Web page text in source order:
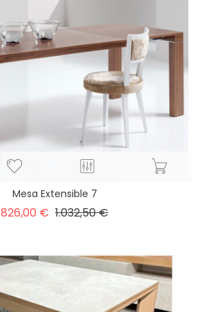
Mesa Extensible 7
826,00 € Precio
1.032,50 €Precio